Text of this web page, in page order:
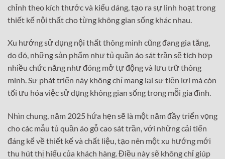
chỉnh theo kích thước và kiểu dáng, tạo ra sự linh hoạt trong
thiết kế nội thất cho từng không gian sống khác nhau.
Xu hướng sử dụng nội thất thông minh cũng đang gia tăng,
do đó, những sản phẩm như tủ quần áo sát trần sẽ tích hợp
nhiều chức năng như đóng mở tự động và lưu trữ thông
minh. Sự phát triển này không chỉ mang lại sự tiện lợi mà còn
tối ưu hóa việc sử dụng không gian sống trong mỗi gia đình.
Nhìn chung, năm 2025 hứa hẹn sẽ là một năm đầy triển vọng
cho các mẫu tủ quần áo gỗ cao sát trần, với những cải tiến
đáng kể về thiết kế và chất liệu, tạo nên một xu hướng mới
thu hút thị hiếu của khách hàng. Điều này sẽ không chỉ giúp